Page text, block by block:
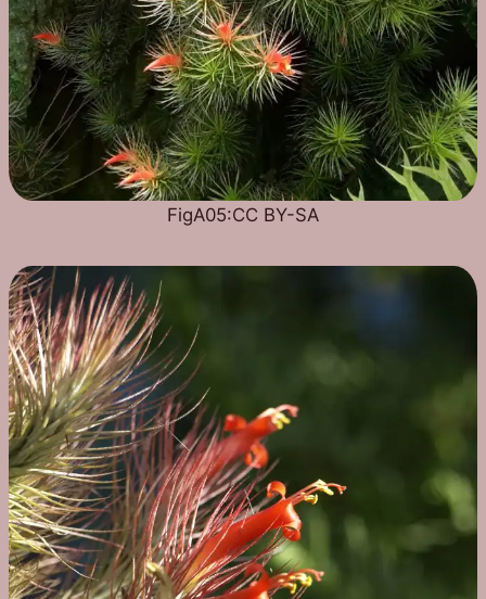
FigA05:CC BY-SA